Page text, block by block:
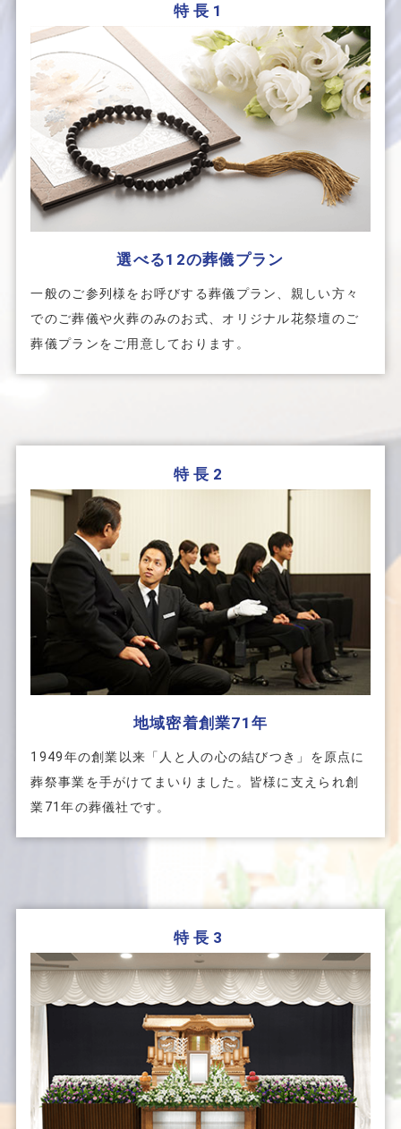
特長1
選べる12の葬儀プラン
一般のご参列様をお呼びする葬儀プラン、親しい方々
でのご葬儀や火葬のみのお式、オリジナル花祭壇のご
葬儀プランをご用意しております。
特長2
地域密着創業71年
1949年の創業以来「人と人の心の結びつき」を原点に
葬祭事業を手がけてまいりました。皆様に支えられ創
業71年の葬儀社です。
特長3